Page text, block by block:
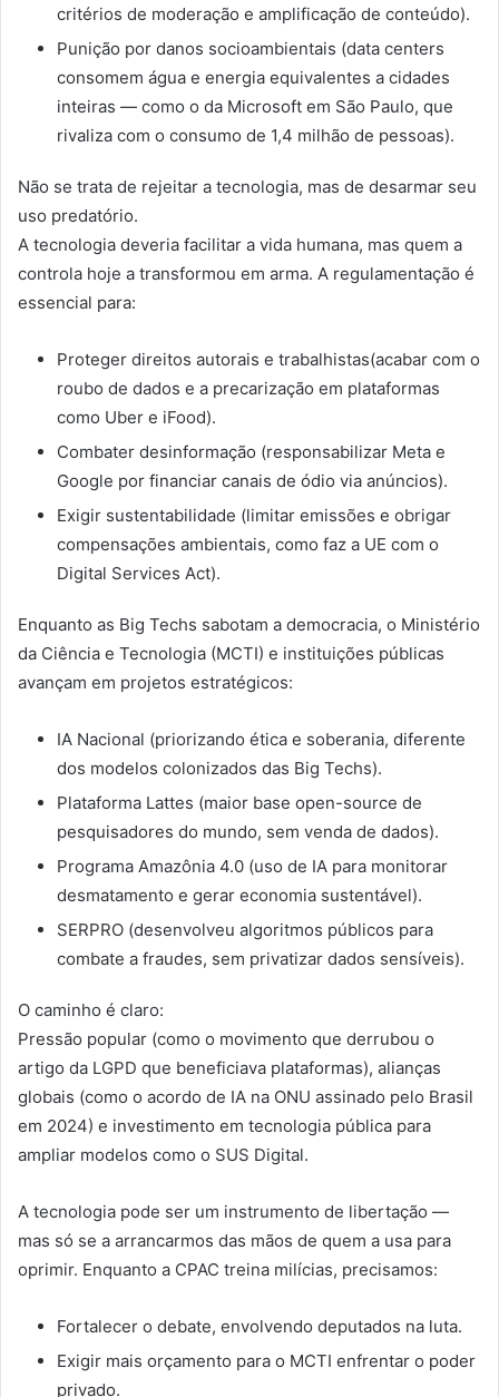
critérios de moderação e amplificação de conteúdo).
Punição por danos socioambientais (data centers
consomem água e energia equivalentes a cidades
inteiras — como o da Microsoft em São Paulo, que
rivaliza com o consumo de 1,4 milhão de pessoas).
Não se trata de rejeitar a tecnologia, mas de desarmar seu
uso predatório.
A tecnologia deveria facilitar a vida humana, mas quem a
controla hoje a transformou em arma. A regulamentação é
essencial para:
Proteger direitos autorais e trabalhistas(acabar com o
roubo de dados e a precarização em plataformas
como Uber e iFood).
Combater desinformação (responsabilizar Meta e
Google por financiar canais de ódio via anúncios).
Exigir sustentabilidade (limitar emissões e obrigar
compensações ambientais, como faz a UE com o
Digital Services Act).
Enquanto as Big Techs sabotam a democracia, o Ministério
da Ciência e Tecnologia (MCTI) e instituições públicas
avançam em projetos estratégicos:
IA Nacional (priorizando ética e soberania, diferente
dos modelos colonizados das Big Techs).
Plataforma Lattes (maior base open-source de
pesquisadores do mundo, sem venda de dados).
Programa Amazônia 4.0 (uso de IA para monitorar
desmatamento e gerar economia sustentável).
SERPRO (desenvolveu algoritmos públicos para
combate a fraudes, sem privatizar dados sensíveis).
O caminho é claro:
Pressão popular (como o movimento que derrubou o
artigo da LGPD que beneficiava plataformas), alianças
globais (como o acordo de IA na ONU assinado pelo Brasil
em 2024) e investimento em tecnologia pública para
ampliar modelos como o SUS Digital.
A tecnologia pode ser um instrumento de libertação —
mas só se a arrancarmos das mãos de quem a usa para
oprimir. Enquanto a CPAC treina milícias, precisamos:
Fortalecer o debate, envolvendo deputados na luta.
Exigir mais orçamento para o MCTI enfrentar o poder
privado.